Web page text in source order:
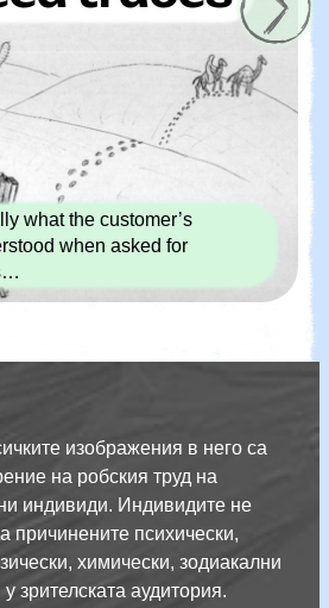
what the customer’s
when asked for
изображения в него са
на робския труд на
индивиди. Индивидите не
причинените психически,
химически, зодиакални
зрителската аудитория.